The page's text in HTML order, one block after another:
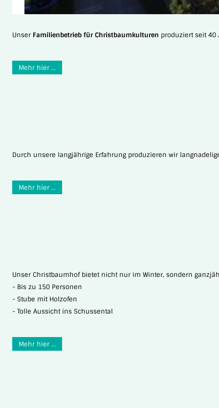
Unser Familienbetrieb für Christbaumkulturen produziert seit
Mehr hier ...
Durch unsere langjährige Erfahrung produzieren wir
Mehr hier ...
Unser Christbaumhof bietet nicht nur im Winter, sondern
- Bis zu 150 Personen
- Stube mit Holzofen
- Tolle Aussicht ins Schussental
Mehr hier ...